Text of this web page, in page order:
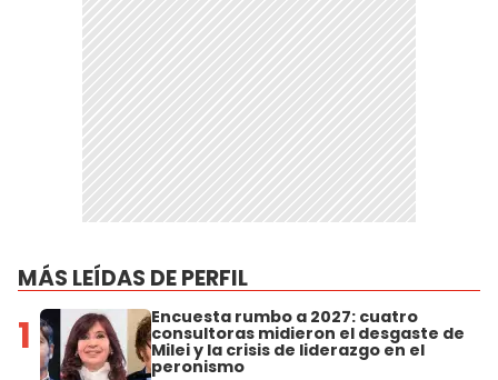
MÁS LEÍDAS DE PERFIL
1 Encuesta rumbo a 2027: cuatro
consultoras midieron el desgaste de
Milei y la crisis de liderazgo en el
peronismo